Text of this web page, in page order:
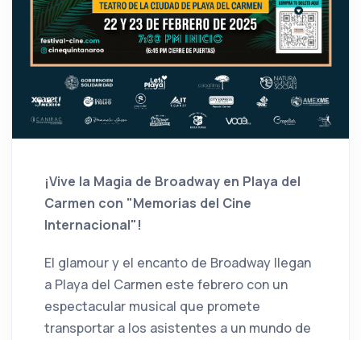
¡Vive la Magia de Broadway en Playa del
Carmen con "Memorias del Cine
Internacional"!
El glamour y el encanto de Broadway llegan
a Playa del Carmen este febrero con un
espectacular musical que promete
transportar a los asistentes a un mundo de